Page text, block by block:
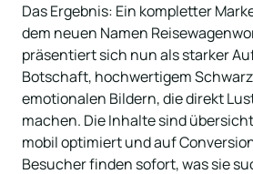
Das Ergebnis: Ein kompletter
dem neuen Namen
präsentiert sich nun als starker
Botschaft, hochwertigem
emotionalen Bildern, die direkt
machen. Die Inhalte sind
mobil optimiert und auf
Besucher finden sofort, was sie